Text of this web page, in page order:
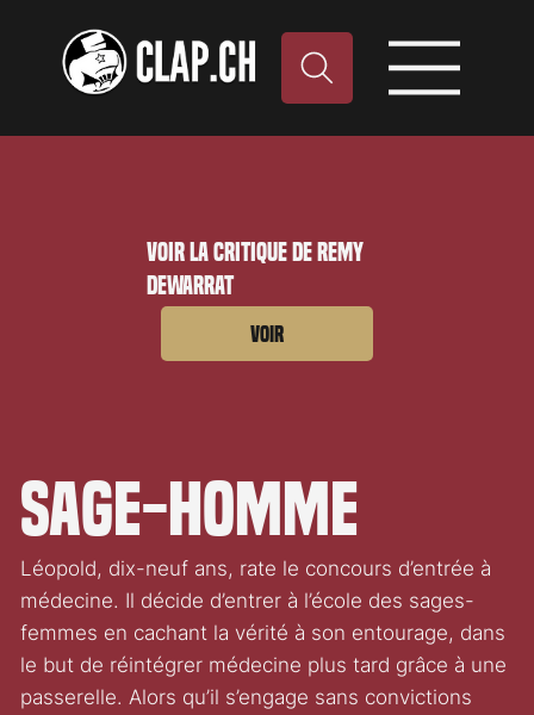
Voir la critique de Remy
Dewarrat
Voir
Sage-homme
Léopold, dix-neuf ans, rate le concours d’entrée à
médecine. Il décide d’entrer à l’école des sages-
femmes en cachant la vérité à son entourage, dans
le but de réintégrer médecine plus tard grâce à une
passerelle. Alors qu’il s’engage sans convictions